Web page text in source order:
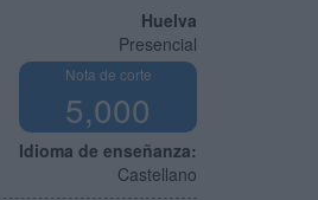
Huelva
Presencial
Nota de corte
5,000
Idioma de enseñanza:
Castellano